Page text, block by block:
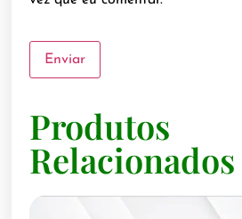
Produtos
Relacionados